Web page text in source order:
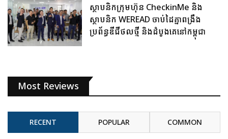
ស្ថាបនិកក្រុមហ៊ុន CheckinMe និង
ស្ថាបនិក WEREAD ចាប់ដៃគ្នាពង្រឹង
ប្រព័ន្ធឌីជីថលថ្មី និងដំបូងគេនៅកម្ពុជា
Most Reviews
RECENT POPULAR COMMON